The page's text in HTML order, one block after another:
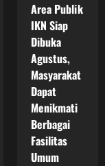
Area Publik
IKN Siap
Dibuka
Agustus,
Masyarakat
Dapat
Menikmati
Berbagai
Fasilitas
Umum